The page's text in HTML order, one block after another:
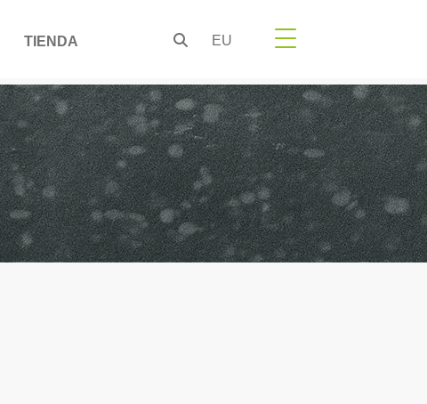
TIENDA EU